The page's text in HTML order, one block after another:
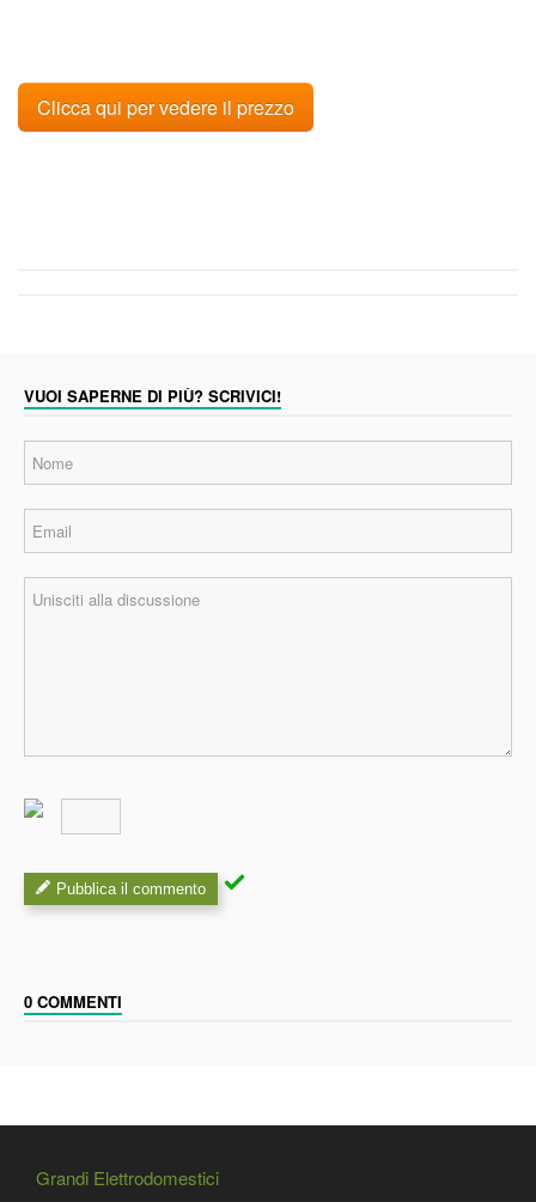
Clicca qui per vedere il prezzo
VUOI SAPERNE DI PIÙ? SCRIVICI!
Pubblica il commento
0 COMMENTI
Grandi Elettrodomestici